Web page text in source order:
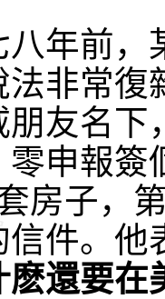
年前，
法非常
友名下
申報簽
房子，
件。他
麽還要在